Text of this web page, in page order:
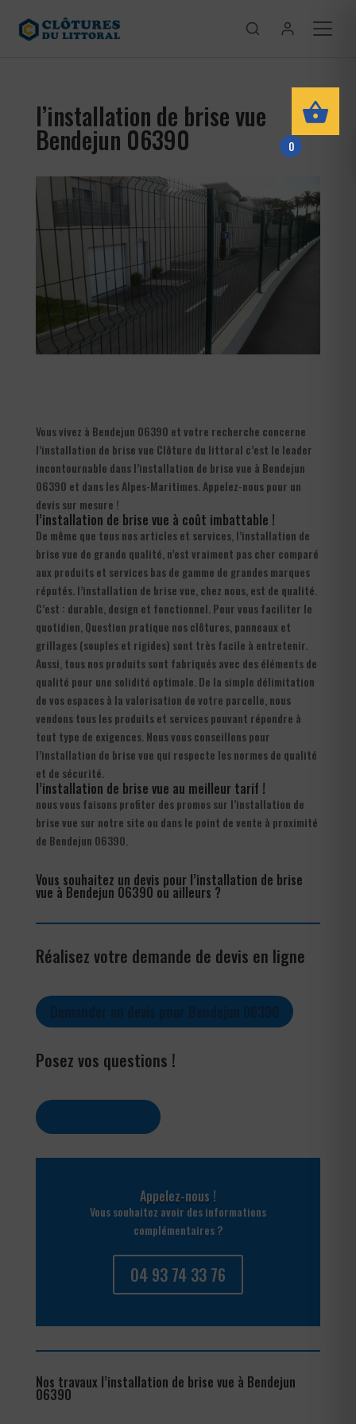
l’installation de brise vue
Bendejun 06390
Vous vivez à Bendejun 06390 et votre recherche concerne
l’installation de brise vue Clôture du littoral c’est le leader
incontournable dans l’installation de brise vue à Bendejun
06390 et dans les Alpes-Maritimes. Appelez-nous pour un
devis sur mesure !
l’installation de brise vue à coût imbattable !
De même que tous nos articles et services, l’installation de
brise vue de grande qualité, n’est vraiment pas cher comparé
aux produits et services bas de gamme de grandes marques
réputés. l’installation de brise vue, chez nous, est de qualité.
C’est : durable, design et fonctionnel. Pour vous faciliter le
quotidien, Question pratique nos clôtures, panneaux et
grillages (souples et rigides) sont très facile à entretenir.
Aussi, tous nos produits sont fabriqués avec des éléments de
qualité pour une solidité optimale. De la simple délimitation
de vos espaces à la valorisation de votre parcelle, nous
vendons tous les produits et services pouvant répondre à
tout type de exigences. Nous vous conseillons pour
l’installation de brise vue qui respecte les normes de qualité
et de sécurité.
l’installation de brise vue au meilleur tarif !
nous vous faisons profiter des promos sur l’installation de
brise vue sur notre site ou dans le point de vente à proximité
de Bendejun 06390.
Vous souhaitez un devis pour l’installation de brise
vue à Bendejun 06390 ou ailleurs ?
Réalisez votre demande de devis en ligne
Posez vos questions !
Appelez-nous !
Vous souhaitez avoir des informations
complémentaires ?
04 93 74 33 76
Nos travaux l’installation de brise vue à Bendejun
06390
0